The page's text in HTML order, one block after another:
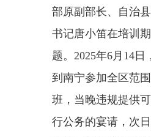
部原副部长、自治
书记唐小笛在培训
题。 2025年6月14日
到南宁参加全区范
班，当晚违规提供
行公务的宴请，次